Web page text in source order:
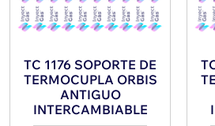
TC 1176 SOPORTE DE
TERMOCUPLA ORBIS
ANTIGUO
INTERCAMBIABLE